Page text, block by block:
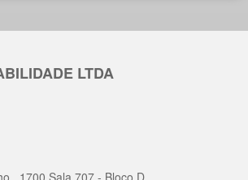
LTDA
1700 Sala 707 - Bloco D